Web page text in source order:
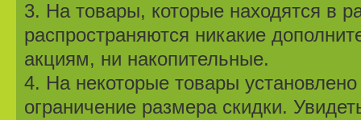
3. На товары, которые находятся в
распространяются никакие
акциям, ни накопительные.
4. На некоторые товары
ограничение размера скидки.